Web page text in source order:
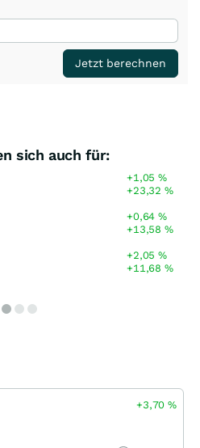
Jetzt berechnen
sich auch für:
+1,05%
+23,32%
+0,64%
+13,58%
+2,05%
+11,68%
+3,70%